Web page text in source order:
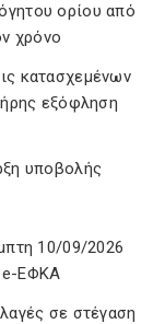
ορίου από
χρόνο
κατασχεμένων
εξόφληση
υποβολής
10/09/2026
e-ΕΦΚΑ
σε στέγαση